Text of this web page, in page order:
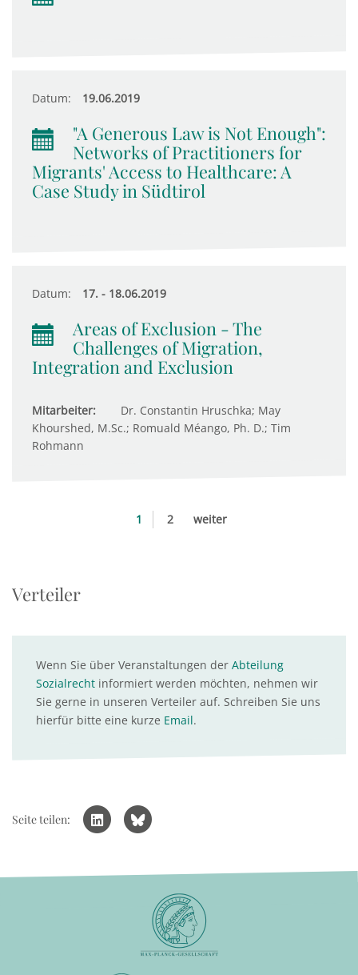
Datum: 19.06.2019
"A Generous Law is Not Enough":
Networks of Practitioners for
Migrants' Access to Healthcare: A
Case Study in Südtirol
Datum: 17. - 18.06.2019
Areas of Exclusion - The
Challenges of Migration,
Integration and Exclusion
Mitarbeiter:
Dr. Constantin Hruschka; May
Khourshed, M.Sc.; Romuald Méango, Ph. D.; Tim
Rohmann
1 2 weiter
Verteiler
Wenn Sie über Veranstaltungen der Abteilung
Sozialrecht informiert werden möchten, nehmen wir
Sie gerne in unseren Verteiler auf. Schreiben Sie uns
hierfür bitte eine kurze Email.
Seite teilen: